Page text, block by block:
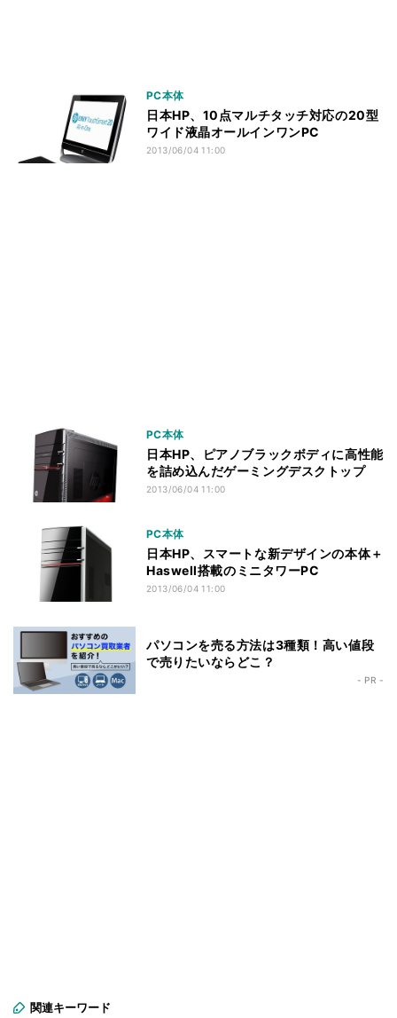
PC本体
日本HP、10点マルチタッチ対応の20型
ワイド液晶オールインワンPC
2013/06/04 11:00
PC本体
日本HP、ピアノブラックボディに高性能
を詰め込んだゲーミングデスクトップ
2013/06/04 11:00
PC本体
日本HP、スマートな新デザインの本体＋
Haswell搭載のミニタワーPC
2013/06/04 11:00
パソコンを売る方法は3種類！高い値段
で売りたいならどこ？
- PR -
関連キーワード